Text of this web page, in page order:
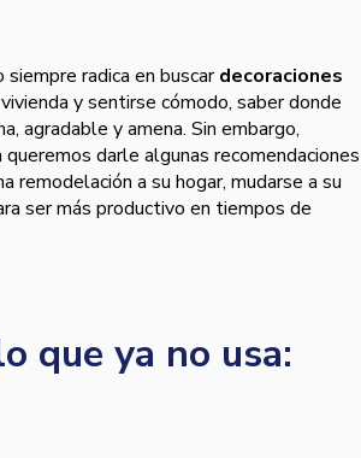
radica en buscardecoraciones
y sentirse cómodo, saber donde
agradable y amena. Sin embargo,
darle algunas recomendaciones
remodelación a su hogar, mudarse a su
ser más productivo en tiempos de
que ya no usa: